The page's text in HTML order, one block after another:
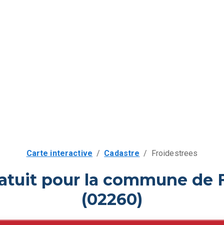
Carte interactive / Cadastre / Froidestrees
pour la commune de
(02260)